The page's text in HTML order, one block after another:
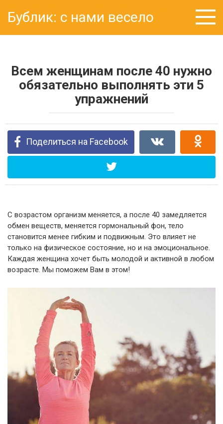
контенту
Бублик: с нами весело
Всем женщинам после 40 нужно
обязательно выполнять эти 5
упражнений
Поделиться на Facebook
С возрастом организм меняется, а после 40 замедляется
обмен веществ, меняется гормональный фон, тело
становится менее гибким и подвижным. Это влияет не
только на физическое состояние, но и на эмоциональное.
Каждая женщина хочет быть молодой и активной в любом
возрасте. Мы поможем Вам в этом!